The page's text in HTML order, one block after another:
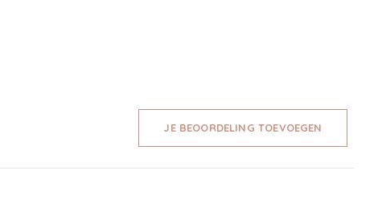
JE BEOORDELING TOEVOEGEN